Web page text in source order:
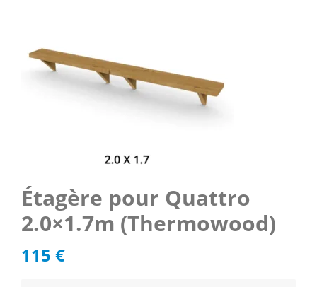
Étagère pour Quattro
2.0×1.7m (Thermowood)
115 €